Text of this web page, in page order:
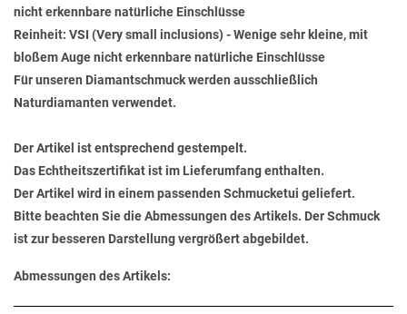
nicht erkennbare natürliche Einschlüsse
Reinheit: VSI (Very small inclusions) - Wenige sehr kleine, mit
bloßem Auge nicht erkennbare natürliche Einschlüsse
Für unseren Diamantschmuck werden ausschließlich
Naturdiamanten verwendet.
Der Artikel ist entsprechend gestempelt.
Das Echtheitszertifikat ist im Lieferumfang enthalten.
Der Artikel wird in einem passenden Schmucketui geliefert.
Bitte beachten Sie die Abmessungen des Artikels. Der Schmuck
ist zur besseren Darstellung vergrößert abgebildet.
Abmessungen des Artikels: